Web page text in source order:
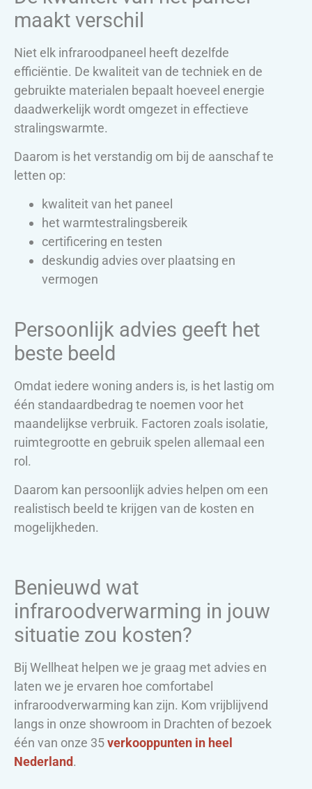
maakt verschil
Niet elk infraroodpaneel heeft dezelfde
efficiëntie. De kwaliteit van de techniek en de
gebruikte materialen bepaalt hoeveel energie
daadwerkelijk wordt omgezet in effectieve
stralingswarmte.
Daarom is het verstandig om bij de aanschaf te
letten op:
kwaliteit van het paneel
het warmtestralingsbereik
certificering en testen
deskundig advies over plaatsing en
vermogen
Persoonlijk advies geeft het
beste beeld
Omdat iedere woning anders is, is het lastig om
één standaardbedrag te noemen voor het
maandelijkse verbruik. Factoren zoals isolatie,
ruimtegrootte en gebruik spelen allemaal een
rol.
Daarom kan persoonlijk advies helpen om een
realistisch beeld te krijgen van de kosten en
mogelijkheden.
Benieuwd wat
infraroodverwarming in jouw
situatie zou kosten?
Bij Wellheat helpen we je graag met advies en
laten we je ervaren hoe comfortabel
infraroodverwarming kan zijn. Kom vrijblijvend
langs in onze showroom in Drachten of bezoek
één van onze 35verkooppunten in heel
Nederland.